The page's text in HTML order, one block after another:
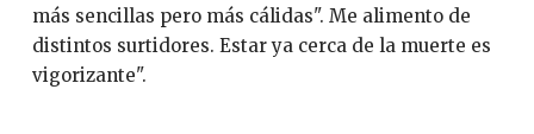
más sencillas pero más cálidas". Me alimento de
distintos surtidores. Estar ya cerca de la muerte es
vigorizante".